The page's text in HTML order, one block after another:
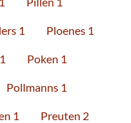
1 Ploenes 1
Poken 1
Pollmanns 1
1 Preuten 2